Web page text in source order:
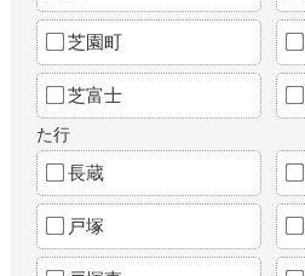
芝園町
芝富士
た行
長蔵
戸塚